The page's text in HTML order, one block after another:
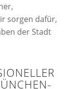
sorgen dafür,
der Stadt